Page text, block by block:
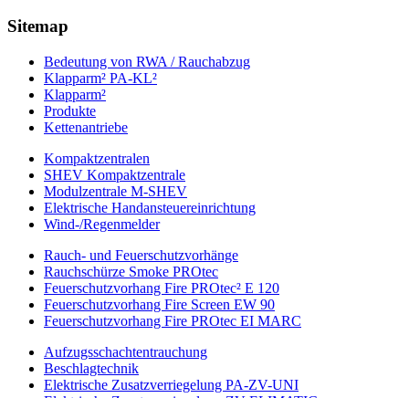
Sitemap
Bedeutung von RWA / Rauchabzug
Klapparm² PA-KL²
Klapparm²
Produkte
Kettenantriebe
Kompaktzentralen
SHEV Kompaktzentrale
Modulzentrale M-SHEV
Elektrische Handansteuereinrichtung
Wind-/Regenmelder
Rauch- und Feuerschutzvorhänge
Rauchschürze Smoke PROtec
Feuerschutzvorhang Fire PROtec² E 120
Feuerschutzvorhang Fire Screen EW 90
Feuerschutzvorhang Fire PROtec EI MARC
Aufzugsschachtentrauchung
Beschlagtechnik
Elektrische Zusatzverriegelung PA-ZV-UNI